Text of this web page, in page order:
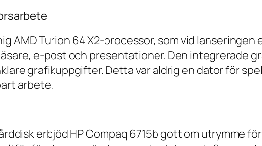
AMD Turion 64 X2-processor, som vid
e-post och presentationer. Den integrerade
grafikuppgifter. Detta var aldrig en dator för
arbete.
erbjöd HP Compaq 6715b gott om utrymme